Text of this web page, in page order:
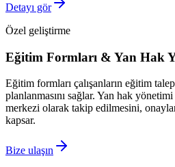
Detayı gör
Özel geliştirme
Eğitim Formları & Yan Hak
Eğitim formları çalışanların eğitim
planlanmasını sağlar. Yan hak
merkezi olarak takip edilmesini,
kapsar.
Bize ulaşın